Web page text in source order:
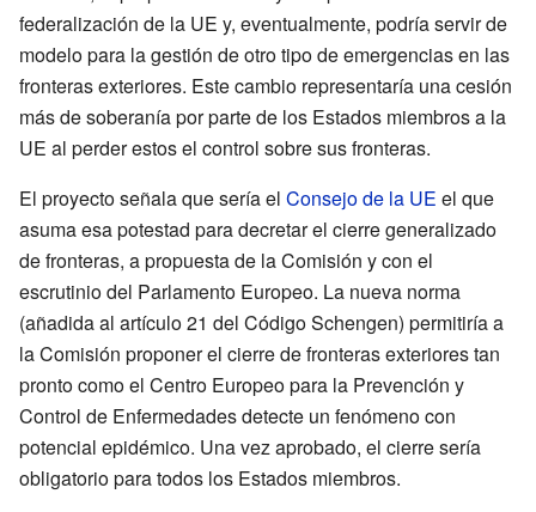
federalización de la UE y, eventualmente, podría servir de
modelo para la gestión de otro tipo de emergencias en las
fronteras exteriores. Este cambio representaría una cesión
más de soberanía por parte de los Estados miembros a la
UE al perder estos el control sobre sus fronteras.
El proyecto señala que sería el Consejo de la UE el que
asuma esa potestad para decretar el cierre generalizado
de fronteras, a propuesta de la Comisión y con el
escrutinio del Parlamento Europeo. La nueva norma
(añadida al artículo 21 del Código Schengen) permitiría a
la Comisión proponer el cierre de fronteras exteriores tan
pronto como el Centro Europeo para la Prevención y
Control de Enfermedades detecte un fenómeno con
potencial epidémico. Una vez aprobado, el cierre sería
obligatorio para todos los Estados miembros.